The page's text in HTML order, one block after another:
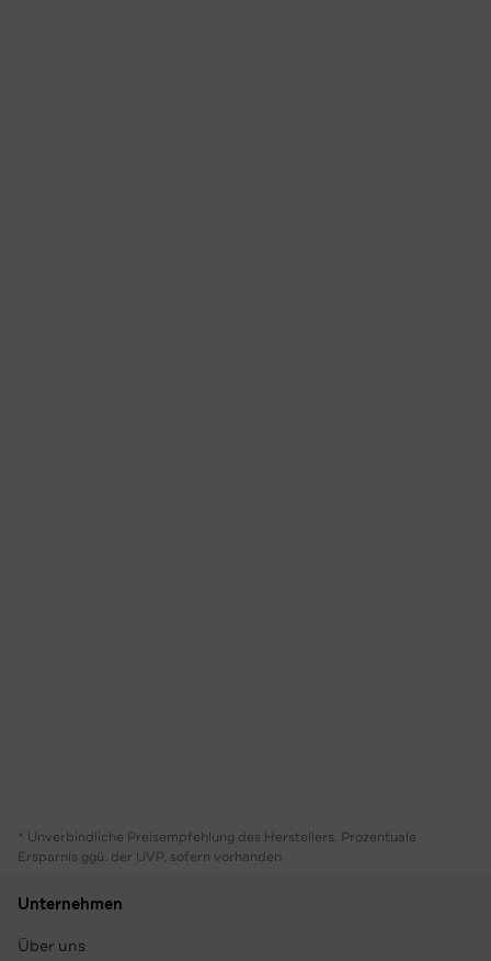
* Unverbindliche Preisempfehlung des Herstellers. Prozentuale
Ersparnis ggü. der UVP, sofern vorhanden
Unternehmen
Über uns